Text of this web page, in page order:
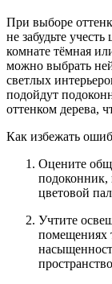
При выборе
не забудьте
комнате тёмная
можно выбрать
светлых
подойдут
оттенком дерева,
Как избежать
Оцените
подоконник,
цветовой
Учтите
помещениях